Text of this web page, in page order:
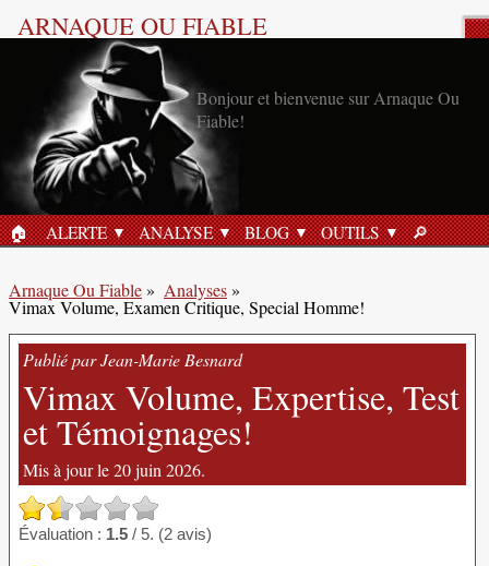
ARNAQUE OU FIABLE
Fiable!
ACCUEIL
🏠︎ ALERTE ANALYSE BLOG OUTILS 🔎︎
Arnaque Ou Fiable» Analyses»
Vimax Volume, Examen Critique, Special Homme!
Publié par Jean-Marie Besnard
Vimax Volume, Expertise, Test
et Témoignages!
Mis à jour le 20 juin 2026.
Évaluation : 1.5 / 5. (2 avis)